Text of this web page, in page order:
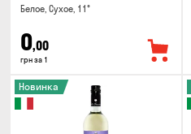
Белое, Сухое, 11°
0,00
грн за 1
Новинка